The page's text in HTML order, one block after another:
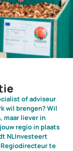
of adviseur
wil brengen? Wil
maar liever in
regio in plaats
NLInvesteert
Regiodirecteur te